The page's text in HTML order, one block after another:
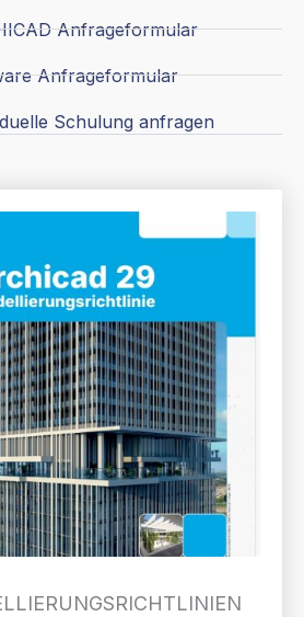
Anfrageformular
Anfrageformular
Schulung anfragen